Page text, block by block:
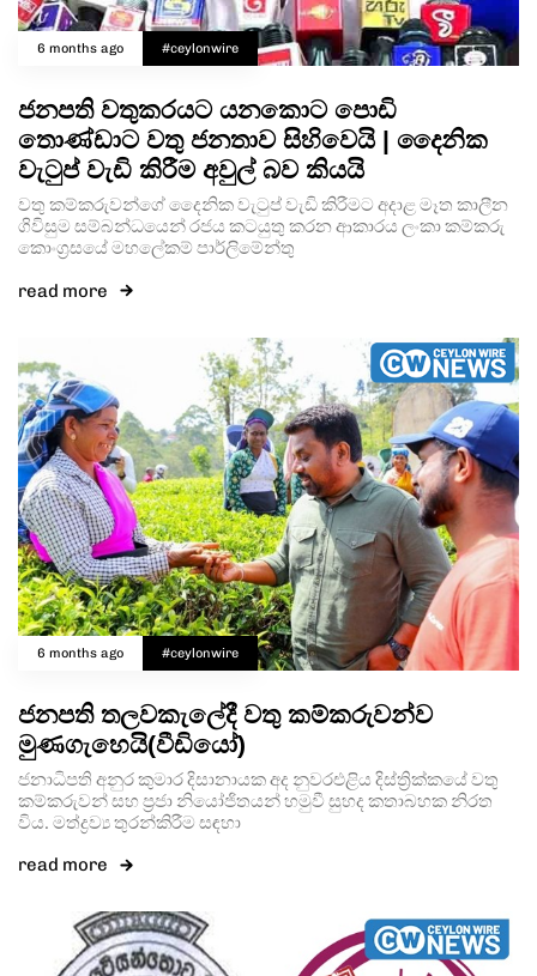
6 months ago #ceylonwire
ජනපති වතුකරයට යනකොට පොඩි
තොණ්ඩාට වතු ජනතාව සිහිවෙයි | දෛනික
වැටුප් වැඩි කිරීම අවුල් බව කියයි
වතු කම්කරුවන්ගේ දෛනික වැටුප් වැඩි කිරීමට අදාළ මෑත කාලීන
ගිවිසුම සම්බන්ධයෙන් රජය කටයුතු කරන ආකාරය ලංකා කම්කරු
කොංග්‍රසයේ මහලේකම් පාර්ලිමේන්තු
read more
6 months ago #ceylonwire
ජනපති තලවකැලේදී වතු කම්කරුවන්ව
මුණගැහෙයි(වීඩියෝ)
ජනාධිපති අනුර කුමාර දිසානායක අද නුවරඑළිය දිස්ත්‍රික්කයේ වතු
කම්කරුවන් සහ ප්‍රජා නියෝජිතයන් හමුවී සුහද කතාබහක නිරත
විය. මත්ද්‍රව්‍ය තුරන්කිරීම සඳහා
read more